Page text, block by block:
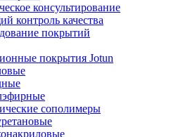
консультирование
контроль качества
покрытий
покрытия Jotun
сополимеры